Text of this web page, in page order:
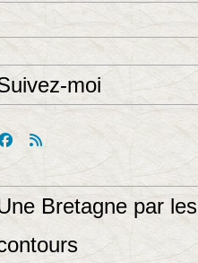
moi
Bretagne par les